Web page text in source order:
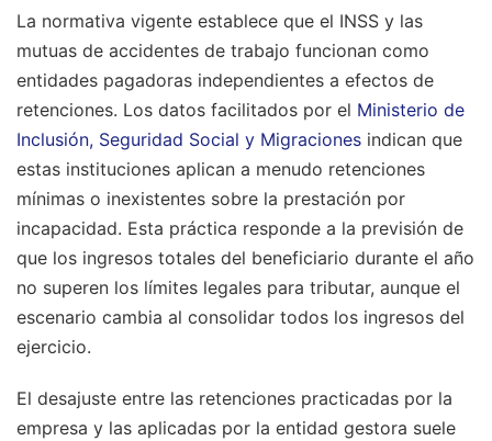
La normativa vigente establece que el INSS y las
mutuas de accidentes de trabajo funcionan como
entidades pagadoras independientes a efectos de
retenciones. Los datos facilitados por el Ministerio de
Inclusión, Seguridad Social y Migraciones indican que
estas instituciones aplican a menudo retenciones
mínimas o inexistentes sobre la prestación por
incapacidad. Esta práctica responde a la previsión de
que los ingresos totales del beneficiario durante el año
no superen los límites legales para tributar, aunque el
escenario cambia al consolidar todos los ingresos del
ejercicio.
El desajuste entre las retenciones practicadas por la
empresa y las aplicadas por la entidad gestora suele